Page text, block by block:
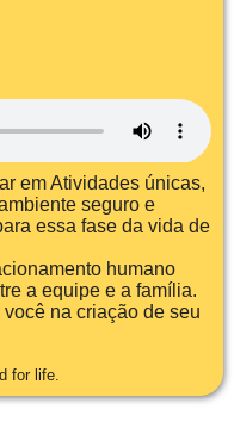
em Atividades únicas,
seguro e
essa fase da vida de
humano
a equipe e a família.
na criação de seu
for life.